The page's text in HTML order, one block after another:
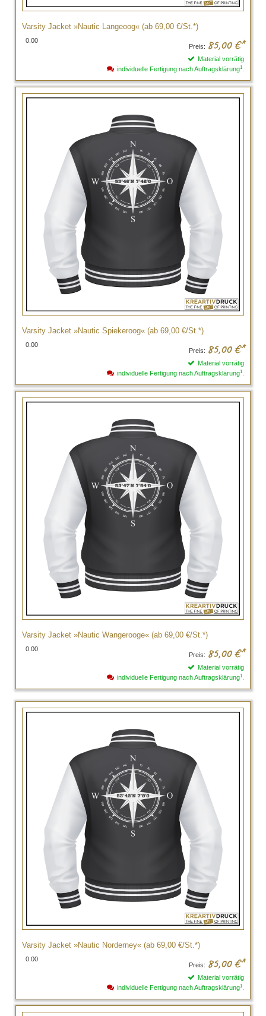
Varsity Jacket »Nautic Langeoog« (ab 69,00 €/St.*)
0.00
Preis: 85,00 €*
Material vorrätig
individuelle Fertigung nach Auftragsklärung1
Varsity Jacket »Nautic Spiekeroog« (ab 69,00 €/St.*)
0.00
Preis: 85,00 €*
Material vorrätig
individuelle Fertigung nach Auftragsklärung1
Varsity Jacket »Nautic Wangerooge« (ab 69,00 €/St.*)
0.00
Preis: 85,00 €*
Material vorrätig
individuelle Fertigung nach Auftragsklärung1
Varsity Jacket »Nautic Norderney« (ab 69,00 €/St.*)
0.00
Preis: 85,00 €*
Material vorrätig
individuelle Fertigung nach Auftragsklärung1